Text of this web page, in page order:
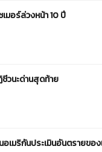
มอร์ล่วงหน้า 10 ปี
วนะด่านสุดท้าย
อเมริกันประเมินอันตรายขอ